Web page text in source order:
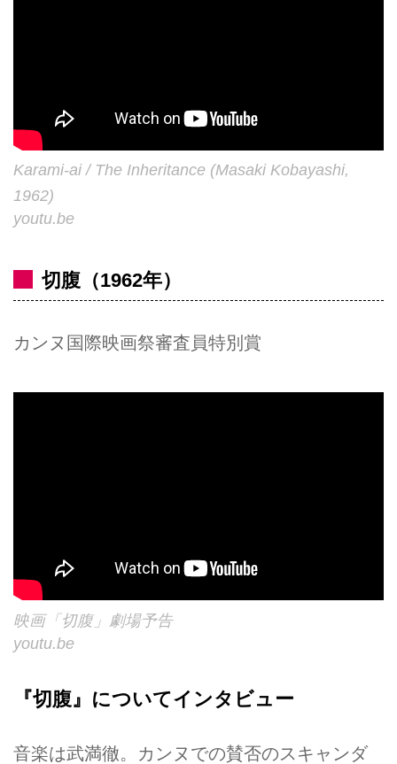
Karami-ai / The Inheritance (Masaki Kobayashi,
1962)
youtu.be
切腹（1962年）
カンヌ国際映画祭審査員特別賞
映画「切腹」劇場予告
youtu.be
『切腹』についてインタビュー
音楽は武満徹。カンヌでの賛否のスキャンダ